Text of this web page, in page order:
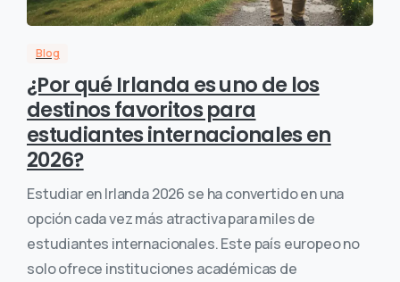
Blog
¿Por qué Irlanda es uno de los
destinos favoritos para
estudiantes internacionales en
2026?
Estudiar en Irlanda 2026 se ha convertido en una
opción cada vez más atractiva para miles de
estudiantes internacionales. Este país europeo no
solo ofrece instituciones académicas de